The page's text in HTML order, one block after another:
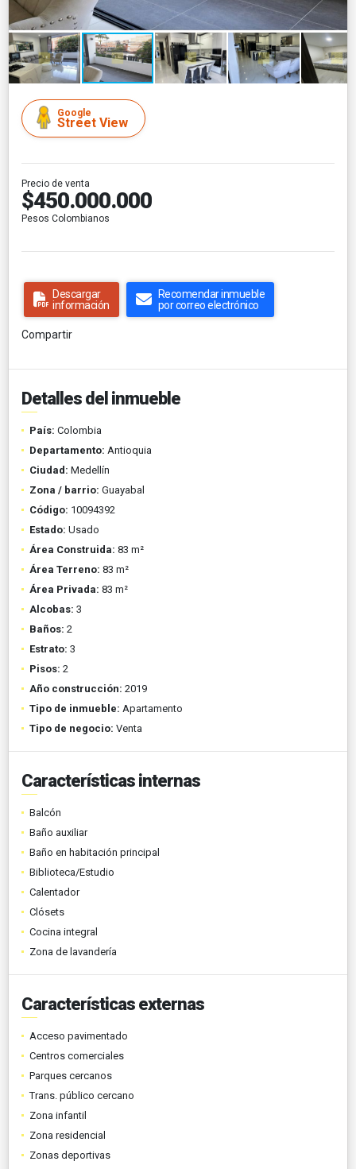
Google
Street View
Precio de venta
$450.000.000
Pesos Colombianos
Descargar
información
Recomendar inmueble
por correo electrónico
Compartir
Detalles del inmueble
País: Colombia
Departamento: Antioquia
Ciudad: Medellín
Zona / barrio: Guayabal
Código: 10094392
Estado: Usado
Área Construida: 83 m²
Área Terreno: 83 m²
Área Privada: 83 m²
Alcobas: 3
Baños: 2
Estrato: 3
Pisos: 2
Año construcción: 2019
Tipo de inmueble: Apartamento
Tipo de negocio: Venta
Características internas
Balcón
Baño auxiliar
Baño en habitación principal
Biblioteca/Estudio
Calentador
Clósets
Cocina integral
Zona de lavandería
Características externas
Acceso pavimentado
Centros comerciales
Parques cercanos
Trans. público cercano
Zona infantil
Zona residencial
Zonas deportivas